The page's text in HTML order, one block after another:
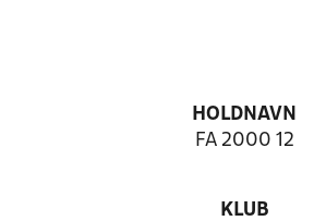
HOLDNAVN
FA 2000 12
KLUB